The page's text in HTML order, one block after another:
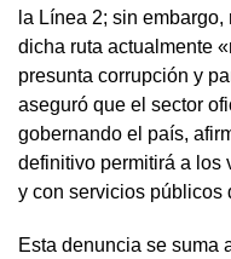
la Línea 2; sin
dicha ruta actualmente
presunta corrupción y
aseguró que el sector
gobernando el país,
definitivo permitirá a los
y con servicios públicos
Esta denuncia se suma